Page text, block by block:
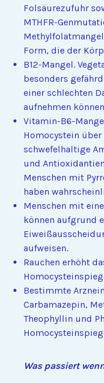
Folsäurezufuhr
MTHFR-
Form, die der
B12-Mangel.
besonders
einer schlechten
aufnehmen
Vitamin-B6-
Homocystein
schwefelhaltige
und
Menschen mit
haben
Menschen mit
können aufgrund
aufweisen.
Rauchen erhöht
Bestimmte
Carbamazepin,
Theophyllin und
Was passiert